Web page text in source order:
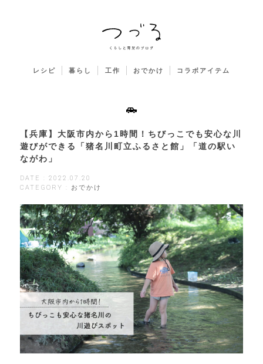
レシピ 暮らし 工作 おでかけ コラボアイテム
【兵庫】大阪市内から1時間！ちびっこでも安心な川
遊びができる「猪名川町立ふるさと館」「道の駅い
ながわ」
DATE : 2022.07.20
CATEGORY : おでかけ